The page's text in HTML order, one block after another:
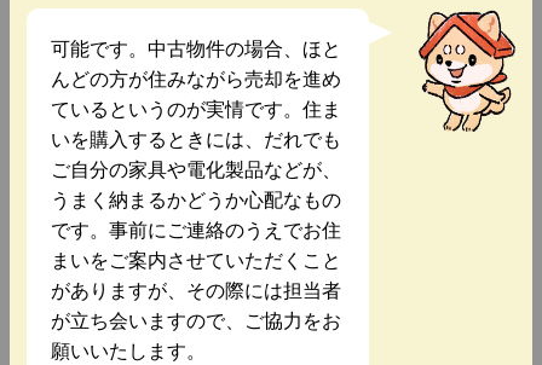
可能です。中古物件の場合、ほと
んどの方が住みながら売却を進め
ているというのが実情です。住ま
いを購入するときには、だれでも
ご自分の家具や電化製品などが、
うまく納まるかどうか心配なもの
です。事前にご連絡のうえでお住
まいをご案内させていただくこと
がありますが、その際には担当者
が立ち会いますので、ご協力をお
願いいたします。